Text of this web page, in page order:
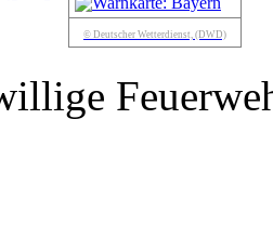
© Deutscher Wetterdienst, (DWD)